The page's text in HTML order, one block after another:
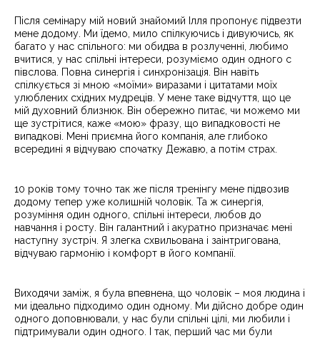
Після семінару мій новий знайомий Ілля пропонує підвезти
мене додому. Ми їдемо, мило спілкуючись і дивуючись, як
багато у нас спільного: ми обидва в розлученні, любимо
вчитися, у нас спільні інтереси, розуміємо один одного c
півслова. Повна синергія і синхронізація. Він навіть
спілкується зі мною «моїми» виразами і цитатами моїх
улюблених східних мудреців. У мене таке відчуття, що це
мій духовний близнюк. Він обережно питає, чи можемо ми
ще зустрітися, каже «мою» фразу, що випадковості не
випадкові. Мені приємна його компанія, але глибоко
всередині я відчуваю спочатку Дежавю, а потім страх.
10 років тому точно так же після тренінгу мене підвозив
додому тепер уже колишній чоловік. Та ж синергія,
розуміння один одного, спільні інтереси, любов до
навчання і росту. Він галантний і акуратно призначає мені
наступну зустріч. Я злегка схвильована і заінтригована,
відчуваю гармонію і комфорт в його компанії.
Виходячи заміж, я була впевнена, що чоловік – моя людина і
ми ідеально підходимо один одному. Ми дійсно добре один
одного доповнювали, у нас були спільні цілі, ми любили і
підтримували один одного. І так, перший час ми були